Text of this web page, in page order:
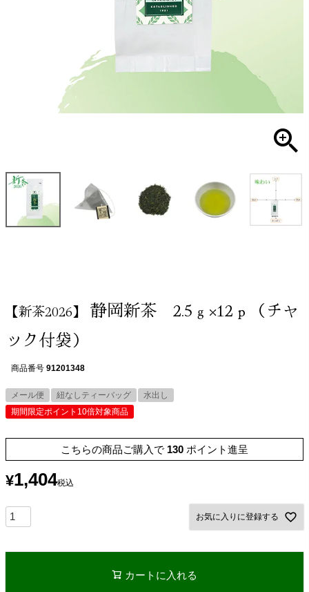
【新茶2026】
静岡新茶 2.5ｇ×12ｐ（チャ
ック付袋）
商品番号 91201348
メール便 紐なしティーバッグ
水出し
期間限定ポイント10倍対象商品
こちらの商品ご購入で 130 ポイント進呈
¥1,404税込
お気に入りに登録する
カートに入れる